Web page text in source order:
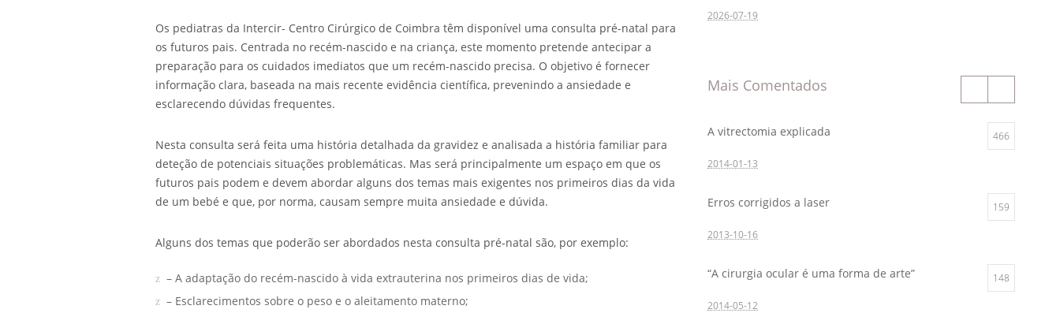
Os pediatras da Intercir- Centro Cirúrgico de Coimbra têm disponível uma consulta pré-natal para
os futuros pais. Centrada no recém-nascido e na criança, este momento pretende antecipar a
preparação para os cuidados imediatos que um recém-nascido precisa. O objetivo é fornecer
informação clara, baseada na mais recente evidência científica, prevenindo a ansiedade e
esclarecendo dúvidas frequentes.
Nesta consulta será feita uma história detalhada da gravidez e analisada a história familiar para
deteção de potenciais situações problemáticas. Mas será principalmente um espaço em que os
futuros pais podem e devem abordar alguns dos temas mais exigentes nos primeiros dias da vida
de um bebé e que, por norma, causam sempre muita ansiedade e dúvida.
Alguns dos temas que poderão ser abordados nesta consulta pré-natal são, por exemplo:
– A adaptação do recém-nascido à vida extrauterina nos primeiros dias de vida;
– Esclarecimentos sobre o peso e o aleitamento materno;
2026-07-19
Mais Comentados
A vitrectomia explicada 466
2014-01-13
Erros corrigidos a laser 159
2013-10-16
“A cirurgia ocular é uma forma de arte” 148
2014-05-12